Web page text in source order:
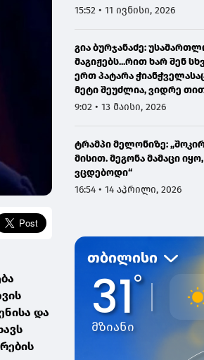
და
ონკოლოგთან
15:52 • 11 ივნისი, 2026
გია ბურჯანაძე:
მაგიჟებს...რით ხარ შენ
ერთ პატარა
მეტი შეუძლია, ვიდრე
ჩვენგანს...
9:02 • 13 მაისი, 2026
ტრამპი მელონიზე:
მისით. მეგონა მამაცი
ვცდებოდი“
16:54 • 14 აპრილი, 2026